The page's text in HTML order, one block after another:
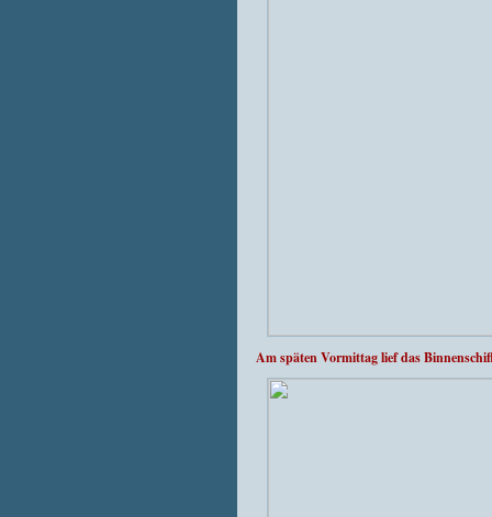
Am späten Vormittag lief das